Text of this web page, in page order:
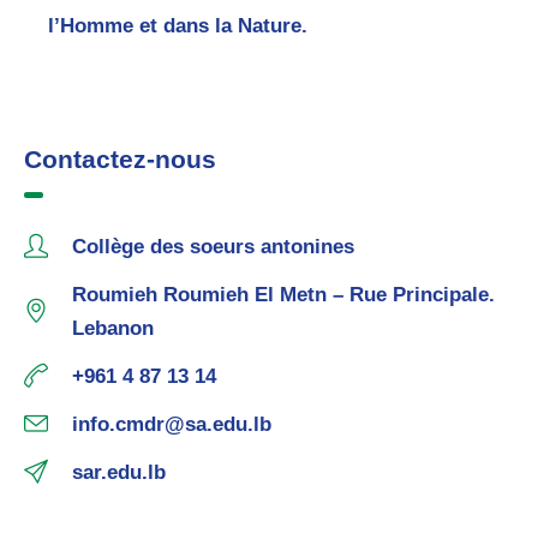
l’Homme et dans la Nature.
Contactez-nous
Collège des soeurs antonines
Roumieh Roumieh El Metn – Rue Principale.
Lebanon
+961 4 87 13 14
info.cmdr@sa.edu.lb
sar.edu.lb